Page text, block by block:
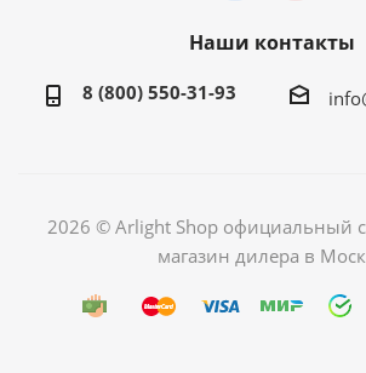
Наши контакты
8 (800) 550-31-93
2026 © Arlight Shop официальный
магазин дилера в